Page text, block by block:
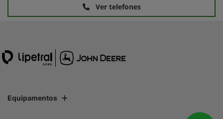
Ver telefones
Equipamentos